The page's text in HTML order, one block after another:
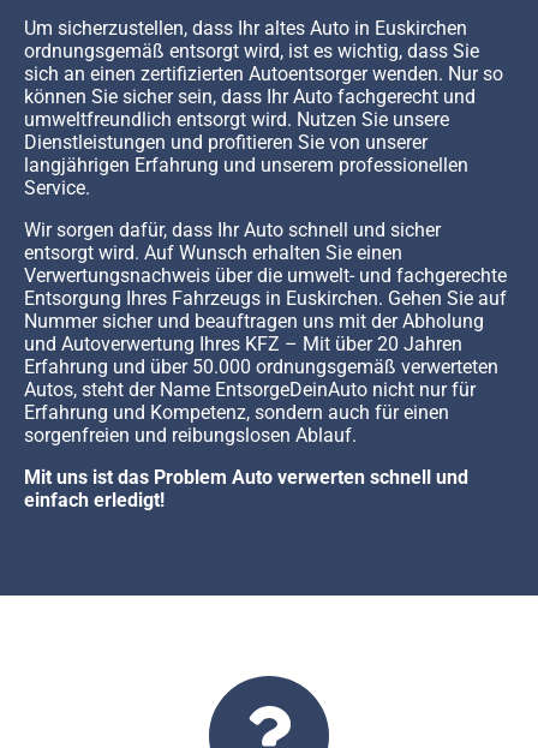
Um sicherzustellen, dass Ihr altes Auto in Euskirchen
ordnungsgemäß entsorgt wird, ist es wichtig, dass Sie
sich an einen zertifizierten Autoentsorger wenden. Nur so
können Sie sicher sein, dass Ihr Auto fachgerecht und
umweltfreundlich entsorgt wird. Nutzen Sie unsere
Dienstleistungen und profitieren Sie von unserer
langjährigen Erfahrung und unserem professionellen
Service.
Wir sorgen dafür, dass Ihr Auto schnell und sicher
entsorgt wird. Auf Wunsch erhalten Sie einen
Verwertungsnachweis über die umwelt- und fachgerechte
Entsorgung Ihres Fahrzeugs in Euskirchen. Gehen Sie auf
Nummer sicher und beauftragen uns mit der Abholung
und Autoverwertung Ihres KFZ – Mit über 20 Jahren
Erfahrung und über 50.000 ordnungsgemäß verwerteten
Autos, steht der Name EntsorgeDeinAuto nicht nur für
Erfahrung und Kompetenz, sondern auch für einen
sorgenfreien und reibungslosen Ablauf.
Mit uns ist das Problem Auto verwerten schnell und
einfach erledigt!